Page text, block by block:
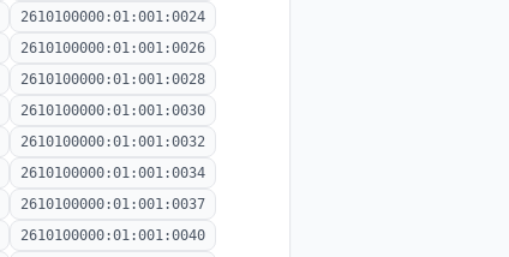
2610100000:01:001:0024
2610100000:01:001:0026
2610100000:01:001:0028
2610100000:01:001:0030
2610100000:01:001:0032
2610100000:01:001:0034
2610100000:01:001:0037
2610100000:01:001:0040